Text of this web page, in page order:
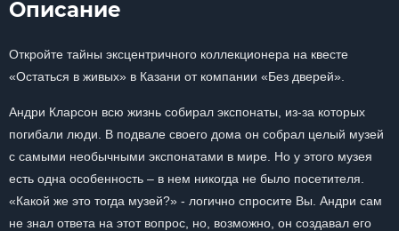
Описание
Откройте тайны эксцентричного коллекционера на квесте
«Остаться в живых» в Казани от компании «Без дверей».
Андри Кларсон всю жизнь собирал экспонаты, из-за которых
погибали люди. В подвале своего дома он собрал целый музей
с самыми необычными экспонатами в мире. Но у этого музея
есть одна особенность – в нем никогда не было посетителя.
«Какой же это тогда музей?» - логично спросите Вы. Андри сам
не знал ответа на этот вопрос, но, возможно, он создавал его